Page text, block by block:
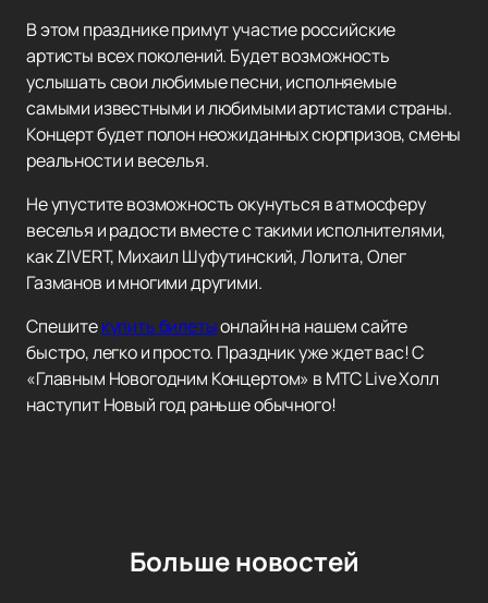
В этом празднике примут участие российские
артисты всех поколений. Будет возможность
услышать свои любимые песни, исполняемые
самыми известными и любимыми артистами страны.
Концерт будет полон неожиданных сюрпризов, смены
реальности и веселья.
Не упустите возможность окунуться в атмосферу
веселья и радости вместе с такими исполнителями,
как ZIVERT, Михаил Шуфутинский, Лолита, Олег
Газманов и многими другими.
Спешитекупить билетыонлайн на нашем сайте
быстро, легко и просто. Праздник уже ждет вас! С
«Главным Новогодним Концертом» в МТС Live Холл
наступит Новый год раньше обычного!
Больше новостей